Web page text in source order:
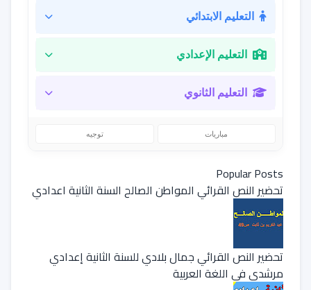
التعليم الابتدائي
التعليم الإعدادي
التعليم الثانوي
مباريات توجيه
Popular Posts
تحضير النص القرائي المواطن الصالح السنة الثانية اعدادي
تحضير النص القرائي جمال بلادي للسنة الثانية إعدادي
مرشدي في اللغة العربية